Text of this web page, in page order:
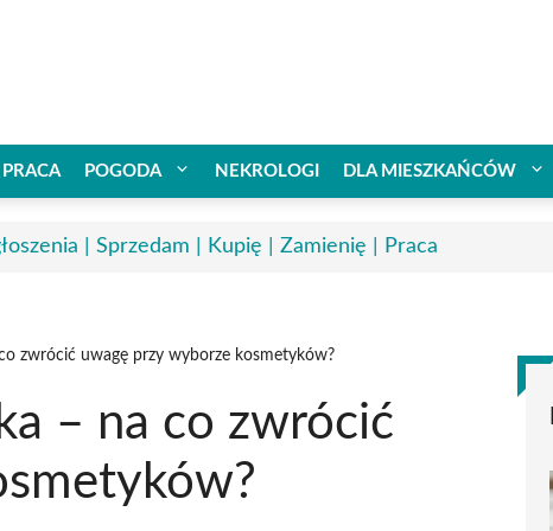
PRACA POGODA NEKROLOGI DLA MIESZKAŃCÓW
| Sprzedam | Kupię | Zamienię | Praca
zwrócić uwagę przy wyborze kosmetyków?
– na co zwrócić